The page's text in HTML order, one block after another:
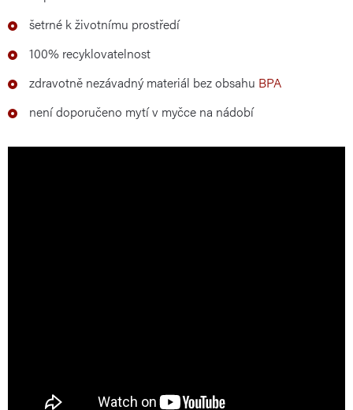
šetrné k životnímu prostředí
100% recyklovatelnost
zdravotně nezávadný materiál bez obsahu BPA
není doporučeno mytí v myčce na nádobí